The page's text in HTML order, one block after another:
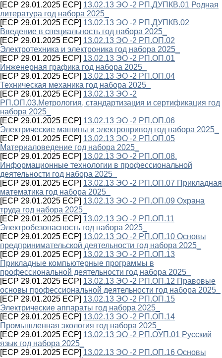
[ECP 29.01.2025 ECP] 13.02.13 ЭО -2 РП.ДУПКВ.01 Родная
литература год набора 2025_
[ECP 29.01.2025 ECP] 13.02.13 ЭО -2 РП.ДУПКВ.02
Введение в специальность год набора 2025_
[ECP 29.01.2025 ECP] 13.02.13 ЭО -2 РП.ОП.02
Электротехника и электроника год набора 2025_
[ECP 29.01.2025 ECP] 13.02.13 ЭО -2 РП.ОП.01
Инженерная графика год набора 2025_
[ECP 29.01.2025 ECP] 13.02.13 ЭО -2 РП.ОП.04
Техническая механика год набора 2025_
[ECP 29.01.2025 ECP] 13.02.13 ЭО -2
РП.ОП.03.Метрология, стандартизация и сертификация год
набора 2025_
[ECP 29.01.2025 ECP] 13.02.13 ЭО -2 РП.ОП.06
Электрические машины и электропривод год набора 2025_
[ECP 29.01.2025 ECP] 13.02.13 ЭО -2 РП.ОП.05
Материаловедение год набора 2025_
[ECP 29.01.2025 ECP] 13.02.13 ЭО -2 РП.ОП.08.
Информационные технологии в профессиональной
деятельности год набора 2025_
[ECP 29.01.2025 ECP] 13.02.13 ЭО -2 РП.ОП.07 Прикладная
математика год набора 2025_
[ECP 29.01.2025 ECP] 13.02.13 ЭО -2 РП.ОП.09 Охрана
труда год набора 2025_
[ECP 29.01.2025 ECP] 13.02.13 ЭО -2 РП.ОП.11
Электробезопасность год набора 2025_
[ECP 29.01.2025 ECP] 13.02.13 ЭО -2 РП.ОП.10 Основы
предпринимательской деятельности год набора 2025_
[ECP 29.01.2025 ECP] 13.02.13 ЭО -2 РП.ОП.13
Прикладные компьютерные программы в
профессиональной деятельности год набора 2025_
[ECP 29.01.2025 ECP] 13.02.13 ЭО -2 РП.ОП.12 Правовые
основы профессиональной деятельности год набора 2025_
[ECP 29.01.2025 ECP] 13.02.13 ЭО -2 РП.ОП.15
Электрические аппараты год набора 2025_
[ECP 29.01.2025 ECP] 13.02.13 ЭО -2 РП.ОП.14
Промышленная экология год набора 2025_
[ECP 29.01.2025 ECP] 13.02.13 ЭО -2 РП.ОУП.01 Русский
язык год набора 2025_
[ECP 29.01.2025 ECP] 13.02.13 ЭО -2 РП.ОП.16 Основы